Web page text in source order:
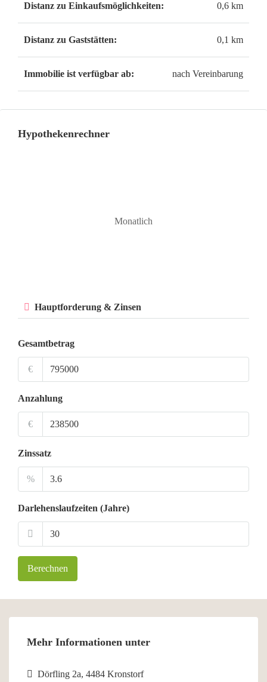
Distanz zu Einkaufsmöglichkeiten: 0,6 km
Distanz zu Gaststätten: 0,1 km
Immobilie ist verfügbar ab: nach Vereinbarung
Hypothekenrechner
Monatlich
Hauptforderung & Zinsen
Gesamtbetrag
€
Anzahlung
€
Zinssatz
%
Darlehenslaufzeiten (Jahre)
Berechnen
Mehr Informationen unter
Dörfling 2a, 4484 Kronstorf